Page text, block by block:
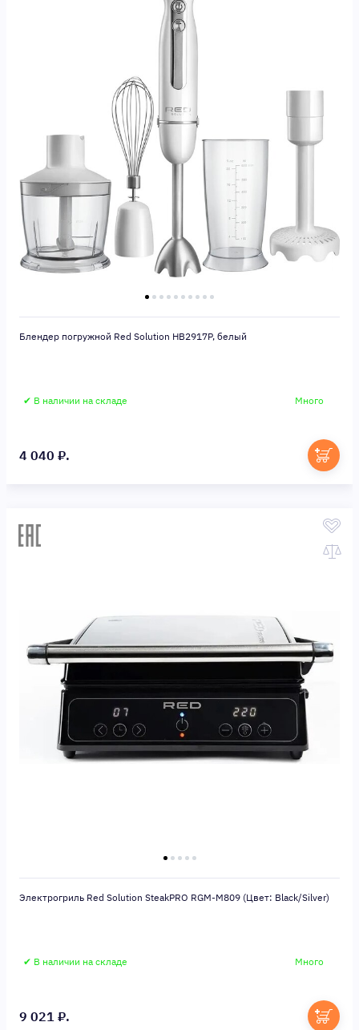
Блендер погружной Red Solution HB2917P, белый
✔ В наличии на складе Много
4 040 ₽.
Электрогриль Red Solution SteakPRO RGM-M809 (Цвет: Black/Silver)
✔ В наличии на складе Много
9 021 ₽.